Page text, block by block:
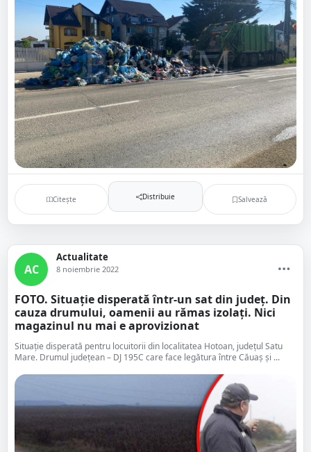
Citește Distribuie Salvează
AC
Actualitate
8 noiembrie 2022
FOTO. Situație disperată într-un sat din județ. Din
cauza drumului, oamenii au rămas izolați. Nici
magazinul nu mai e aprovizionat
Situație disperată pentru locuitorii din localitatea Hotoan, județul Satu
Mare. Drumul județean – DJ 195C care face legătura între Căuaș și ...